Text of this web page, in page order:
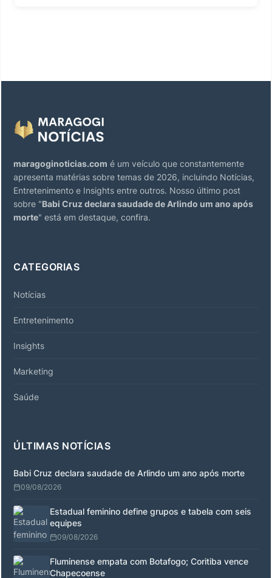
maragoginoticias.com é um veículo que constantemente
apresenta matérias sobre temas de 2026, incluindo Notícias,
Entretenimento e Insights entre outros. Nosso último post
sobre "Babi Cruz declara saudade de Arlindo um ano após
morte" está em destaque, confira.
CATEGORIAS
Notícias
Entretenimento
Insights
Marketing
Saúde
ÚLTIMAS NOTÍCIAS
Babi Cruz declara saudade de Arlindo um ano após morte
09/08/2026
Estadual feminino define grupos e tabela com seis
equipes
09/08/2026
Fluminense empata com Botafogo; Coritiba vence
Chapecoense